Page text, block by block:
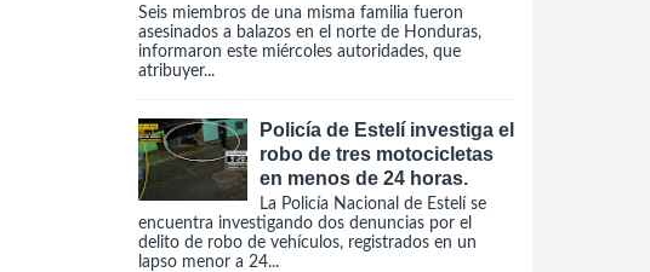
Seis miembros de una misma familia fueron
asesinados a balazos en el norte de Honduras,
informaron este miércoles autoridades, que
atribuyer...
Policía de Estelí investiga el
robo de tres motocicletas
en menos de 24 horas.
La Policía Nacional de Estelí se
encuentra investigando dos denuncias por el
delito de robo de vehículos, registrados en un
lapso menor a 24...